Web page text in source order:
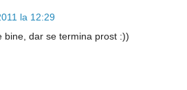
la 12:29
bine, dar se termina prost :))